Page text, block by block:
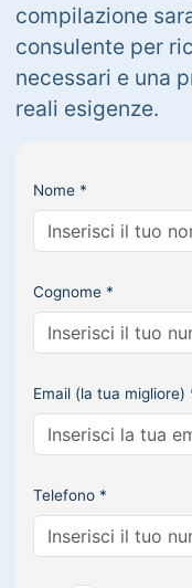
compilazione
consulente per
necessari e una
reali esigenze.
Nome *
Cognome *
Email (la tua migliore)
Telefono *